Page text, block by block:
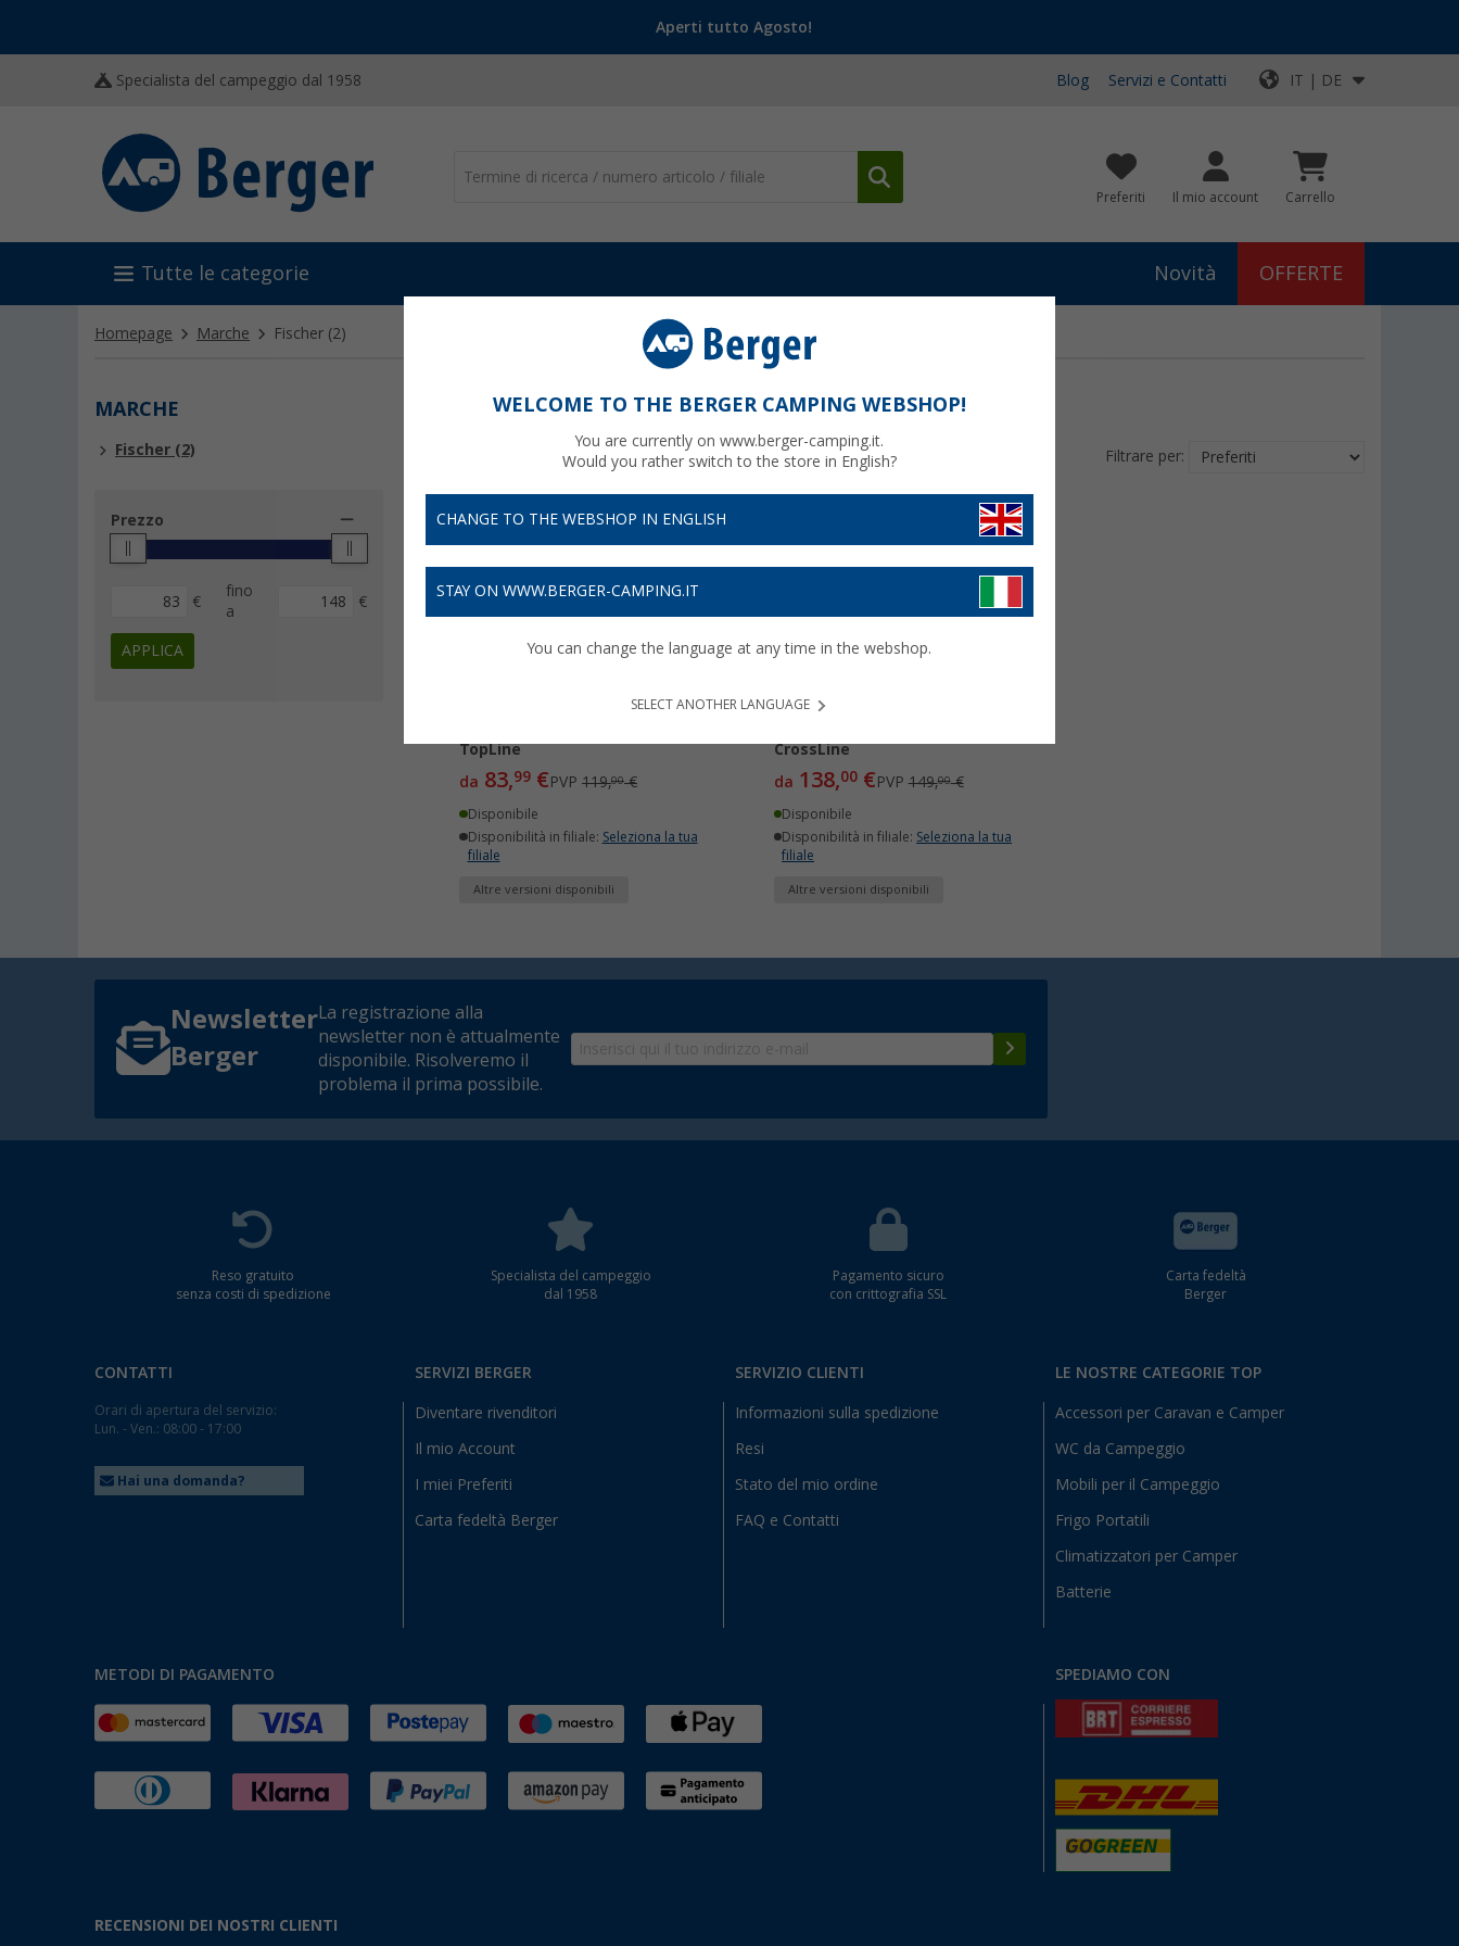
Aperti tutto Agosto!
Specialista del campeggio dal 1958 Blog Servizi e Contatti IT | DE
Preferiti Il mio account Carrello
Tutte le categorie Novità OFFERTE
Homepage Marche Fischer (2)
MARCHE
Fischer (2)
Prezzo
€
fino
a
€
APPLICA
FISCHER
Filtrare per:
TopLine
da 83,99 €PVP119,00€
Disponibile
Disponibilità in filiale: Seleziona la tua
filiale
Altre versioni disponibili
CrossLine
da 138,00€PVP149,00€
Disponibile
Disponibilità in filiale: Seleziona la tua
filiale
Altre versioni disponibili
Newsletter
Berger
La registrazione alla
newsletter non è attualmente
disponibile. Risolveremo il
problema il prima possibile.
Reso gratuito
senza costi di spedizione
Specialista del campeggio
dal 1958
Pagamento sicuro
con crittografia SSL
Carta fedeltà
Berger
CONTATTI
Orari di apertura del servizio:
Lun. - Ven.: 08:00 - 17:00
Hai una domanda?
SERVIZI BERGER
Diventare rivenditori
Il mio Account
I miei Preferiti
Carta fedeltà Berger
SERVIZIO CLIENTI
Informazioni sulla spedizione
Resi
Stato del mio ordine
FAQ e Contatti
LE NOSTRE CATEGORIE TOP
Accessori per Caravan e Camper
WC da Campeggio
Mobili per il Campeggio
Frigo Portatili
Climatizzatori per Camper
Batterie
METODI DI PAGAMENTO SPEDIAMO CON
RECENSIONI DEI NOSTRI CLIENTI
WELCOME TO THE BERGER CAMPING WEBSHOP!
You are currently on www.berger-camping.it.
Would you rather switch to the store in English?
CHANGE TO THE WEBSHOP IN ENGLISH
STAY ON WWW.BERGER-CAMPING.IT
You can change the language at any time in the webshop.
SELECT ANOTHER LANGUAGE